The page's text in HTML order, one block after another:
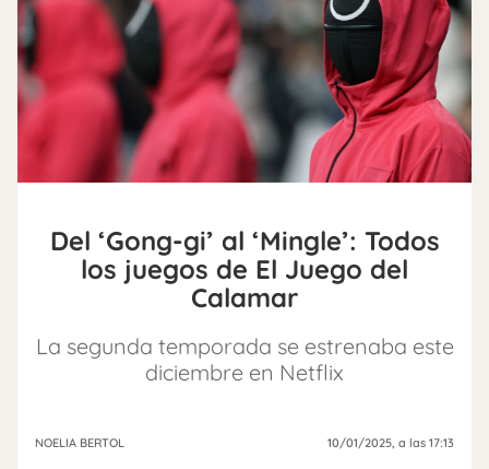
Del ‘Gong-gi’ al ‘Mingle’: Todos
los juegos de El Juego del
Calamar
La segunda temporada se estrenaba este
diciembre en Netflix
NOELIA BERTOL 10/01/2025, a las 17:13